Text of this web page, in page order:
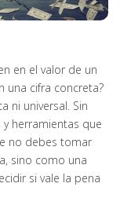
en el valor de un
una cifra concreta?
ni universal. Sin
herramientas que
no debes tomar
sino como una
si vale la pena